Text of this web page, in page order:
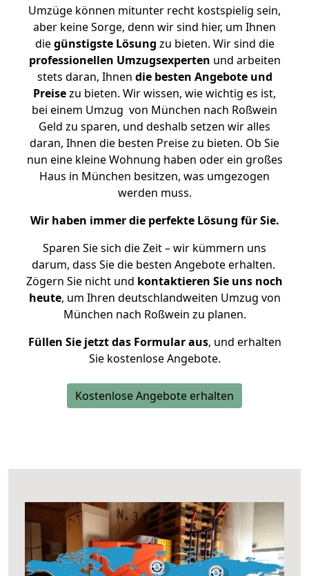
Umzüge können mitunter recht kostspielig sein,
aber keine Sorge, denn wir sind hier, um Ihnen
diegünstigste Lösung zu bieten. Wir sind die
professionellen Umzugsexperten und arbeiten
stets daran, Ihnen die besten Angebote und
Preisezu bieten. Wir wissen, wie wichtig es ist,
bei einem Umzug von München nach Roßwein
Geld zu sparen, und deshalb setzen wir alles
daran, Ihnen die besten Preise zu bieten. Ob Sie
nun eine kleine Wohnung haben oder ein großes
Haus in München besitzen, was umgezogen
werden muss.
Wir haben immer die perfekte Lösung für Sie.
Sparen Sie sich die Zeit – wir kümmern uns
darum, dass Sie die besten Angebote erhalten.
Zögern Sie nicht und kontaktieren Sie uns noch
heute, um Ihren deutschlandweiten Umzug von
München nach Roßwein zu planen.
Füllen Sie jetzt das Formular aus, und erhalten
Sie kostenlose Angebote.
Kostenlose Angebote erhalten